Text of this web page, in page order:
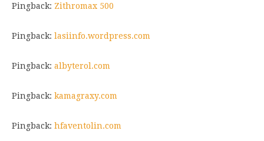
Pingback: Zithromax 500
Pingback: lasiinfo.wordpress.com
Pingback: albyterol.com
Pingback: kamagraxy.com
Pingback: hfaventolin.com